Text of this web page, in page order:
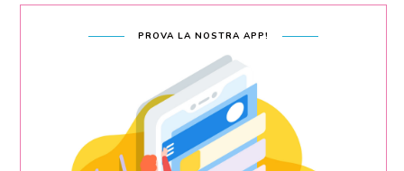
PROVA LA NOSTRA APP!